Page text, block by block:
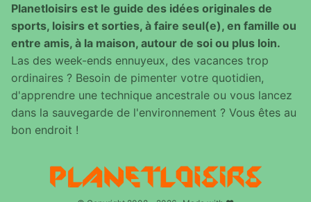
Planetloisirs est le guide des idées originales de
sports, loisirs et sorties, à faire seul(e), en famille ou
entre amis, à la maison, autour de soi ou plus loin.
Las des week-ends ennuyeux, des vacances trop
ordinaires ? Besoin de pimenter votre quotidien,
d'apprendre une technique ancestrale ou vous lancez
dans la sauvegarde de l'environnement ? Vous êtes au
bon endroit !